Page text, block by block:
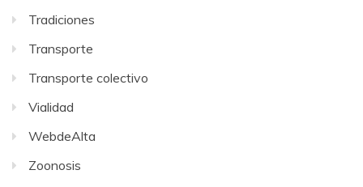
Tradiciones
Transporte
Transporte colectivo
Vialidad
WebdeAlta
Zoonosis